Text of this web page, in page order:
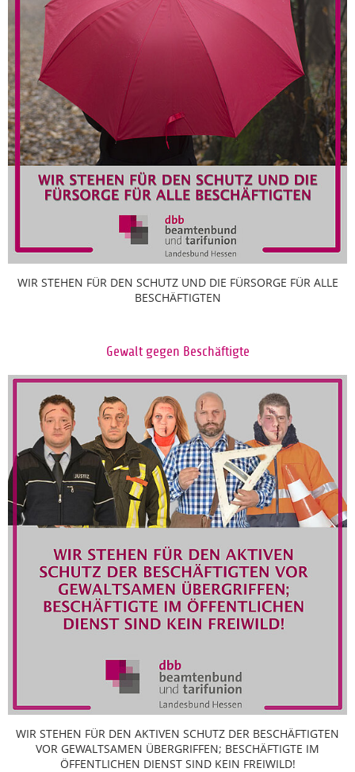
WIR STEHEN FÜR DEN SCHUTZ UND DIE FÜRSORGE FÜR ALLE
BESCHÄFTIGTEN
Gewalt gegen Beschäftigte
WIR STEHEN FÜR DEN AKTIVEN SCHUTZ DER BESCHÄFTIGTEN
VOR GEWALTSAMEN ÜBERGRIFFEN; BESCHÄFTIGTE IM
ÖFFENTLICHEN DIENST SIND KEIN FREIWILD!